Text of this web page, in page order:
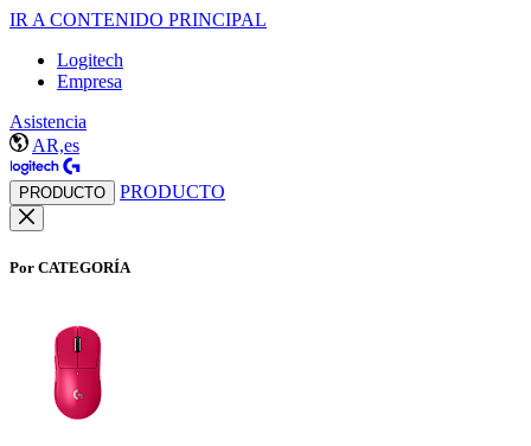
IR A CONTENIDO PRINCIPAL
Logitech
Empresa
Asistencia
AR,es
PRODUCTO PRODUCTO
Por CATEGORÍA